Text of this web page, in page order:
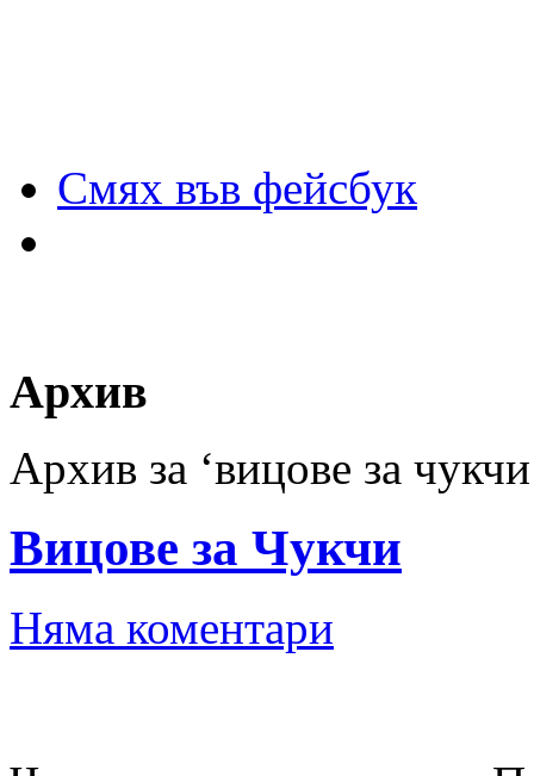
Смях във фейсбук
Архив
Архив за ‘вицове за
Вицове за Чукчи
Няма коментари